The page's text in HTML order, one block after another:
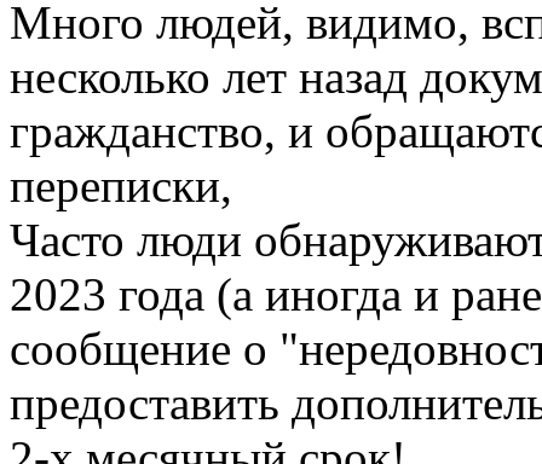
Много людей, видимо,
несколько лет назад
гражданство, и
переписки,
Часто люди
2023 года (а иногда и
сообщение о
предоставить